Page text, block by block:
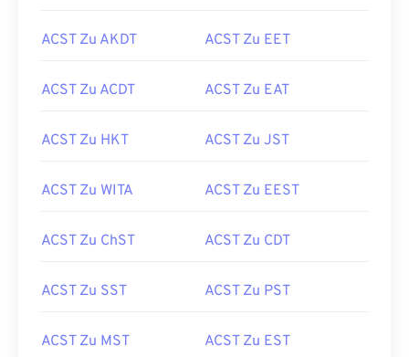
ACST Zu AKDT ACST Zu EET
ACST Zu ACDT ACST Zu EAT
ACST Zu HKT ACST Zu JST
ACST Zu WITA ACST Zu EEST
ACST Zu ChST ACST Zu CDT
ACST Zu SST ACST Zu PST
ACST Zu MST ACST Zu EST